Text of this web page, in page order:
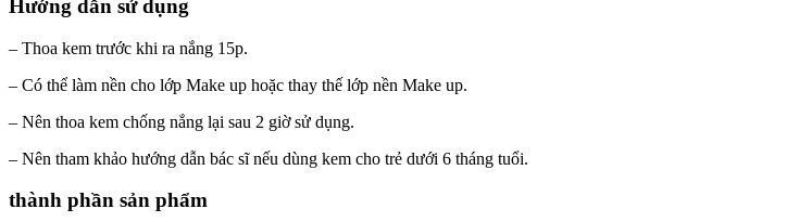
Hướng dẫn sử dụng
– Thoa kem trước khi ra nắng 15p.
– Có thể làm nền cho lớp Make up hoặc thay thế lớp nền Make up.
– Nên thoa kem chống nắng lại sau 2 giờ sử dụng.
– Nên tham khảo hướng dẫn bác sĩ nếu dùng kem cho trẻ dưới 6 tháng tuổi.
thành phần sản phẩm